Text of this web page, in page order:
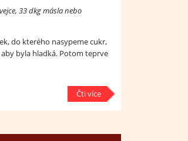
33 dkg másla nebo
do kterého nasypeme cukr,
byla hladká. Potom teprve
Čti více